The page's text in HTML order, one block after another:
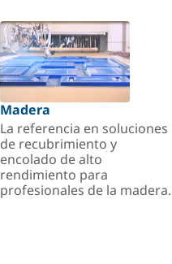
Madera
La referencia en soluciones
de recubrimiento y
encolado de alto
rendimiento para
profesionales de la madera.